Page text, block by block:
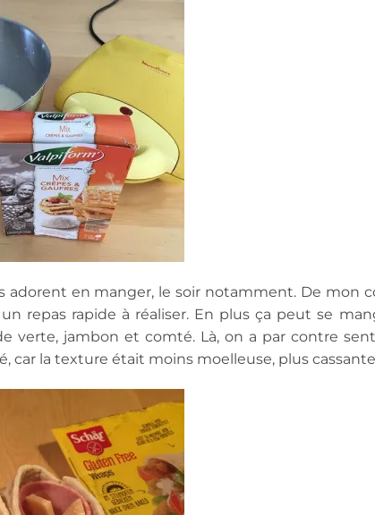
adorent en manger, le soir notamment. De mon
repas rapide à réaliser. En plus ça peut se
verte, jambon et comté. Là, on a par contre
car la texture était moins moelleuse, plus